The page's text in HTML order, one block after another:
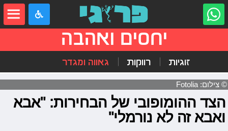
יחסים ואהבה
זוגיות רווקות גאווה ומגדר
© צילום: Fotolia
הצד ההומופובי של הבחירות: "אבא
ואבא זה לא נורמלי"